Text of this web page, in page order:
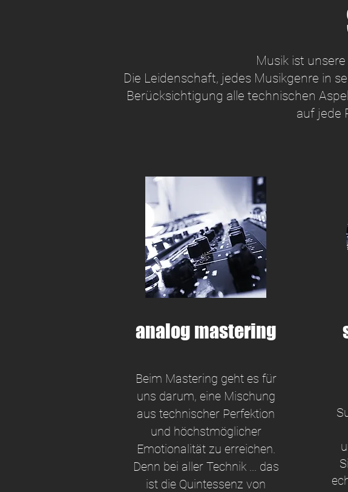
Musik ist
Die Leidenschaft, jedes Musikgenre in
Berücksichtigung alle technischen
auf jede
analog mastering
Beim Mastering geht es für
uns darum, eine Mischung
aus technischer Perfektion
und höchstmöglicher
Emotionalität zu erreichen.
Denn bei aller Technik ... das
ist die Quintessenz von